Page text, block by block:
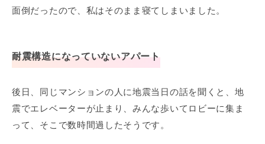
面倒だったので、私はそのまま寝てしまいました。
耐震構造になっていないアパート
後日、同じマンションの人に地震当日の話を聞くと、地
震でエレベーターが止まり、みんな歩いてロビーに集ま
って、そこで数時間過したそうです。